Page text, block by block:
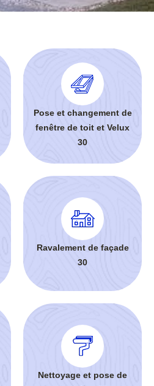
Pose et changement de
fenêtre de toit et Velux
30
Ravalement de façade
30
Nettoyage et pose de